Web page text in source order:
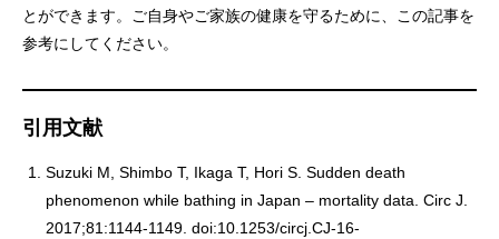
とができます。ご自身やご家族の健康を守るために、この記事を
参考にしてください。
引用文献
Suzuki M, Shimbo T, Ikaga T, Hori S. Sudden death
phenomenon while bathing in Japan – mortality data. Circ J.
2017;81:1144-1149. doi:10.1253/circj.CJ-16-